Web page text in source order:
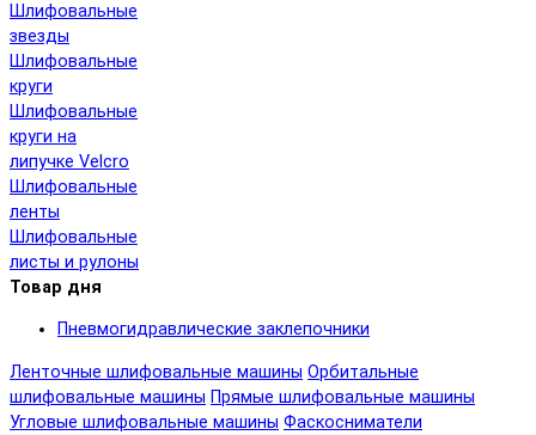
Шлифовальные
звезды
Шлифовальные
круги
Шлифовальные
круги на
липучке Velcro
Шлифовальные
ленты
Шлифовальные
листы и рулоны
Товар дня
Пневмогидравлические заклепочники
Ленточные шлифовальные машины Орбитальные
шлифовальные машины Прямые шлифовальные машины
Угловые шлифовальные машины Фаскосниматели